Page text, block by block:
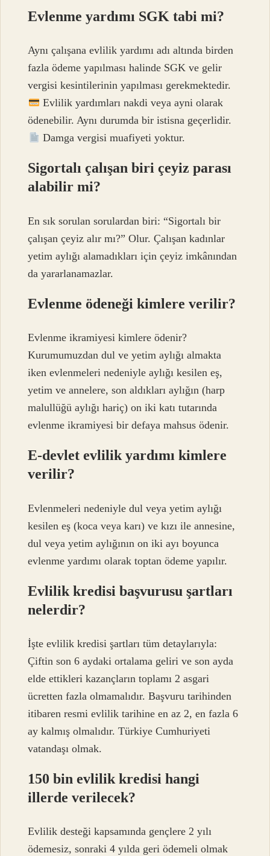
Evlenme yardımı SGK tabi mi?
Aynı çalışana evlilik yardımı adı altında birden
fazla ödeme yapılması halinde SGK ve gelir
vergisi kesintilerinin yapılması gerekmektedir.
Evlilik yardımları nakdi veya ayni olarak
ödenebilir. Aynı durumda bir istisna geçerlidir.
Damga vergisi muafiyeti yoktur.
Sigortalı çalışan biri çeyiz parası
alabilir mi?
En sık sorulan sorulardan biri: “Sigortalı bir
çalışan çeyiz alır mı?” Olur. Çalışan kadınlar
yetim aylığı alamadıkları için çeyiz imkânından
da yararlanamazlar.
Evlenme ödeneği kimlere verilir?
Evlenme ikramiyesi kimlere ödenir?
Kurumumuzdan dul ve yetim aylığı almakta
iken evlenmeleri nedeniyle aylığı kesilen eş,
yetim ve annelere, son aldıkları aylığın (harp
malullüğü aylığı hariç) on iki katı tutarında
evlenme ikramiyesi bir defaya mahsus ödenir.
E-devlet evlilik yardımı kimlere
verilir?
Evlenmeleri nedeniyle dul veya yetim aylığı
kesilen eş (koca veya karı) ve kızı ile annesine,
dul veya yetim aylığının on iki ayı boyunca
evlenme yardımı olarak toptan ödeme yapılır.
Evlilik kredisi başvurusu şartları
nelerdir?
İşte evlilik kredisi şartları tüm detaylarıyla:
Çiftin son 6 aydaki ortalama geliri ve son ayda
elde ettikleri kazançların toplamı 2 asgari
ücretten fazla olmamalıdır. Başvuru tarihinden
itibaren resmi evlilik tarihine en az 2, en fazla 6
ay kalmış olmalıdır. Türkiye Cumhuriyeti
vatandaşı olmak.
150 bin evlilik kredisi hangi
illerde verilecek?
Evlilik desteği kapsamında gençlere 2 yılı
ödemesiz, sonraki 4 yılda geri ödemeli olmak